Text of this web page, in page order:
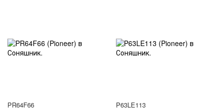
PR64F66 P63LE113